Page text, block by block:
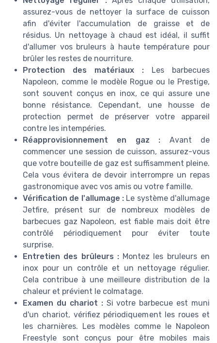
assurez-vous de nettoyer la surface de cuisson
afin d'éviter l'accumulation de graisse et de
résidus. Un nettoyage à chaud est idéal, il suffit
d'allumer vos bruleurs à haute température pour
brûler les restes de nourriture.
Protection des matériaux : Les barbecues
Napoleon, comme le modèle Rogue ou le Prestige,
sont souvent conçus en inox, ce qui assure une
bonne résistance. Cependant, une housse de
protection permet de préserver votre appareil
contre les intempéries.
Réapprovisionnement en gaz : Avant de
commencer une session de cuisson, assurez-vous
que votre bouteille de gaz est suffisamment pleine.
Cela vous évitera de devoir interrompre un repas
gastronomique avec vos amis ou votre famille.
Vérification de l'allumage : Le système d'allumage
Jetfire, présent sur de nombreux modèles de
barbecues gaz Napoleon, est fiable mais doit être
contrôlé périodiquement pour éviter toute
surprise.
Entretien des brûleurs :Montez les bruleurs en
inox pour un contrôle et un nettoyage régulier.
Cela contribue à une meilleure distribution de la
chaleur et prévient le colmatage.
Examen du chariot :Si votre barbecue est muni
d'un chariot, vérifiez périodiquement les roues et
les charnières. Les modèles comme le Napoleon
Freestyle sont conçus pour être mobiles mais